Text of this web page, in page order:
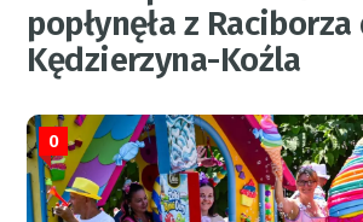
popłynęła z Raciborza
Kędzierzyna-Koźla
0